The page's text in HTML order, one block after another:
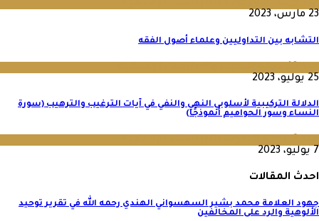
23 مارس، 2023
التشابه بين التداوليين وعلماء أصول الفقه
25 يوليو، 2023
الدلالة التركيبية لأسلوبي النهي والنفي في آيات الترغيب والترهيب (سورة
النساء وسور الحواميم أنموذجًا)
7 يوليو، 2023
احدث المقالات
جهود العلامة محمد بشير السهسواني الهندي رحمه الله في تقرير توحيد
الألوهية والرد على المخالفين